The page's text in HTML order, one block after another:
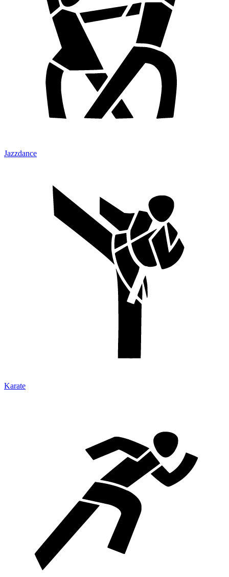
Jazzdance
Karate